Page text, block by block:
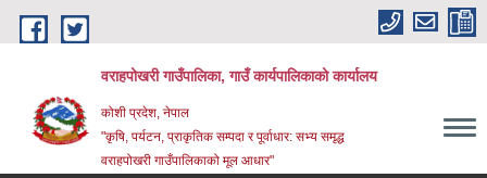
Skip to main content
वराहपोखरी गाउँपालिका, गाउँ कार्यपालिकाको कार्यालय
कोशी प्रदेश, नेपाल
"कृषि, पर्यटन, प्राकृतिक सम्पदा र पूर्वाधार: सभ्य समृद्ध
वराहपोखरी गाउँपालिकाको मूल आधार"